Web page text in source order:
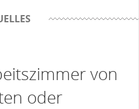
von
oder